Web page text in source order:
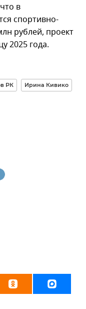
в
спортивно-
рублей, проект
2025 года.
РК Ирина Кивико